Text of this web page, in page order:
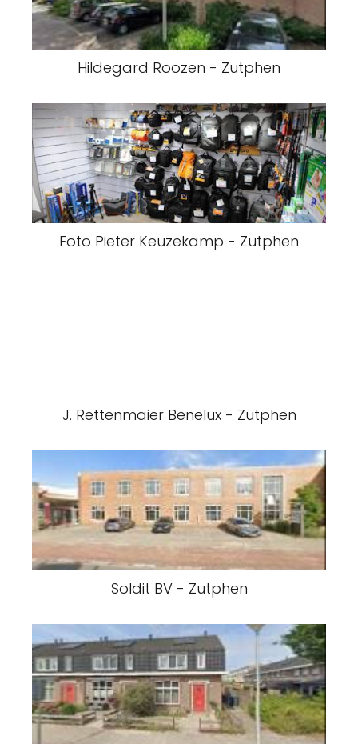
Hildegard Roozen - Zutphen
Foto Pieter Keuzekamp - Zutphen
J. Rettenmaier Benelux - Zutphen
Soldit BV - Zutphen